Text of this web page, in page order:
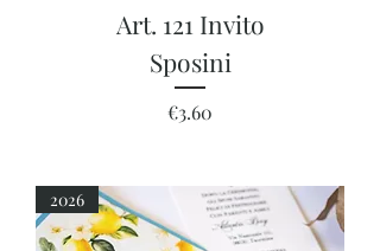
Art. 121 Invito
Sposini
Price
€3.60
2026